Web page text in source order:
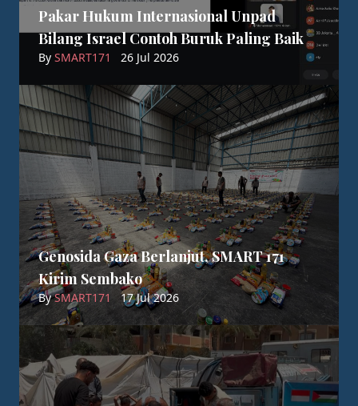
Pakar Hukum Internasional Unpad
Bilang Israel Contoh Buruk Paling Baik
By SMART171 26 Jul 2026
Genosida Gaza Berlanjut, SMART 171
Kirim Sembako
BySMART171 17 Jul 2026